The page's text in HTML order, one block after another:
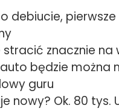
debiucie,
znacznie na
auto będzie można
guru
nowy? Ok. 80 tys.